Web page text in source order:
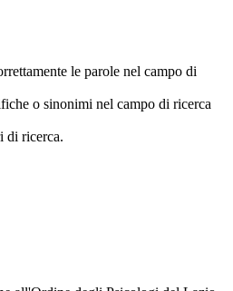
le parole nel campo di
o sinonimi nel campo di ricerca
di ricerca.